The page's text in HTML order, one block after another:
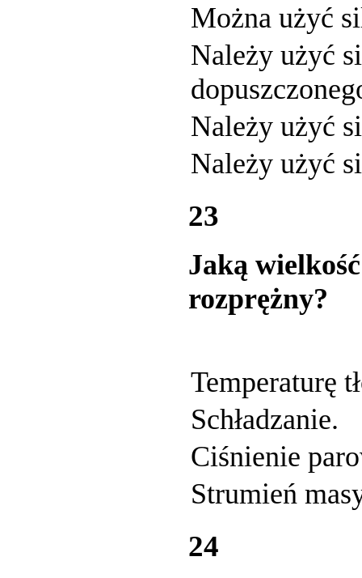
Można użyć
Należy użyć
Należy użyć
Należy użyć
23
Jaką
rozprężny?
Temperaturę
Schładzanie.
Ciśnienie
Strumień
24